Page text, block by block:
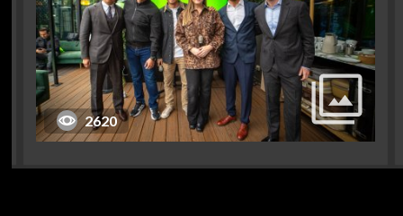
2620